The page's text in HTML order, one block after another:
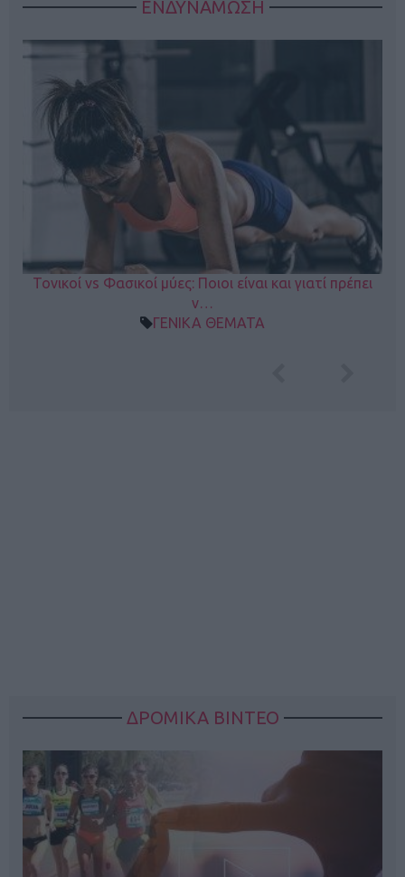
ΕΝΔΥΝΑΜΩΣΗ
Τονικοί vs Φασικοί μύες: Ποιοι είναι και γιατί πρέπει
ν…
ΓΕΝΙΚΑ ΘΕΜΑΤΑ
ΔΡΟΜΙΚΑ ΒΙΝΤΕΟ